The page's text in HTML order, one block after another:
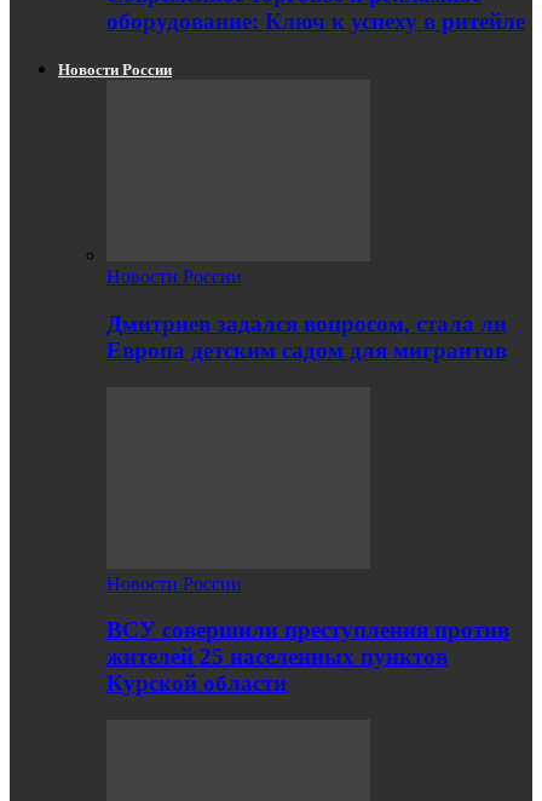
оборудование: Ключ к успеху в ритейле
Новости России
Новости России
Дмитриев задался вопросом, стала ли
Европа детским садом для мигрантов
Новости России
ВСУ совершили преступления против
жителей 25 населенных пунктов
Курской области